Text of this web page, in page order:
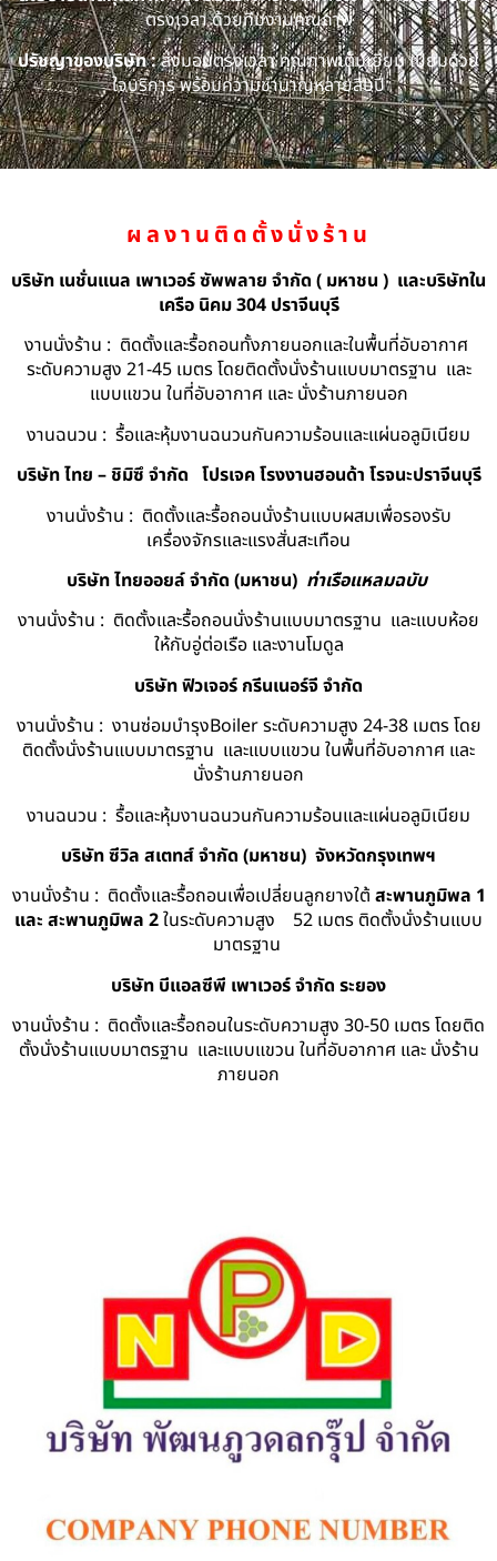
ตรงเวลา ด้วยทีมงานคุณภาพ
ปรัชญาของบริษัท :ส่งมอบตรงเวลา คุณภาพเต็มเยี่ยม เปี่ยมด้วย
ใจบริการ พร้อมความชำนาญหลายสิบปี
ผลงานติดตั้งนั่งร้าน
บริษัท เนชั่นแนล เพาเวอร์ ซัพพลาย จำกัด ( มหาชน ) และบริษัทใน
เครือ นิคม 304 ปราจีนบุรี
งานนั่งร้าน : ติดตั้งและรื้อถอนทั้งภายนอกและในพื้นที่อับอากาศ
ระดับความสูง 21-45 เมตร โดยติดตั้งนั่งร้านแบบมาตรฐาน และ
แบบแขวน ในที่อับอากาศ และ นั่งร้านภายนอก
งานฉนวน : รื้อและหุ้มงานฉนวนกันความร้อนและแผ่นอลูมิเนียม
บริษัท ไทย – ชิมิซึ จำกัด โปรเจค โรงงานฮอนด้า โรจนะปราจีนบุรี
งานนั่งร้าน : ติดตั้งและรื้อถอนนั่งร้านแบบผสมเพื่อรองรับ
เครื่องจักรและแรงสั่นสะเทือน
บริษัท ไทยออยล์ จํากัด (มหาชน) ท่าเรือแหลมฉบับ
งานนั่งร้าน : ติดตั้งและรื้อถอนนั่งร้านแบบมาตรฐาน และแบบห้อย
ให้กับอู่ต่อเรือ และงานโมดูล
บริษัท ฟิวเจอร์ กรีนเนอร์จี จำกัด
งานนั่งร้าน : งานซ่อมบำรุงBoiler ระดับความสูง 24-38 เมตร โดย
ติดตั้งนั่งร้านแบบมาตรฐาน และแบบแขวน ในพื้นที่อับอากาศ และ
นั่งร้านภายนอก
งานฉนวน : รื้อและหุ้มงานฉนวนกันความร้อนและแผ่นอลูมิเนียม
บริษัท ซีวิล สเตทส์ จำกัด (มหาชน) จังหวัดกรุงเทพฯ
งานนั่งร้าน : ติดตั้งและรื้อถอนเพื่อเปลี่ยนลูกยางใต้ สะพานภูมิพล 1
และ สะพานภูมิพล 2ในระดับความสูง 52 เมตร ติดตั้งนั่งร้านแบบ
มาตรฐาน
บริษัท บีแอลซีพี เพาเวอร์ จำกัด ระยอง
งานนั่งร้าน : ติดตั้งและรื้อถอนในระดับความสูง 30-50 เมตร โดยติด
ตั้งนั่งร้านแบบมาตรฐาน และแบบแขวน ในที่อับอากาศ และ นั่งร้าน
ภายนอก